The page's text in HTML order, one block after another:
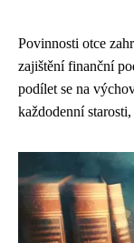
Povinnosti otce
zajištění finanční
podílet se na
každodenní